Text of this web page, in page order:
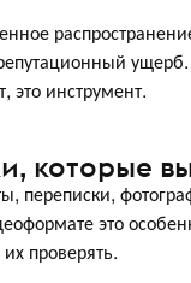
это инструмент.
которые
переписки,
это
проверять.